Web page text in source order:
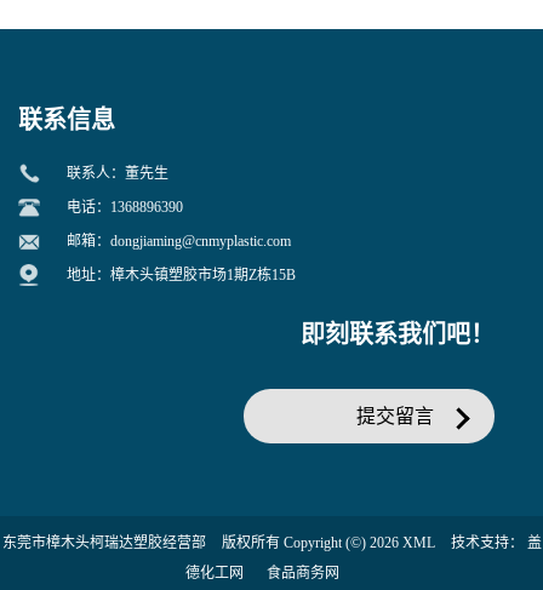
联系信息
联系人：董先生
电话：1368896390
邮箱： dongjiaming@cnmyplastic.com
地址：樟木头镇塑胶市场1期Z栋15B
即刻联系我们吧！
提交留言
东莞市樟木头柯瑞达塑胶经营部 版权所有 Copyright (©) 2026 XML 技术支持： 盖
德化工网
食品商务网